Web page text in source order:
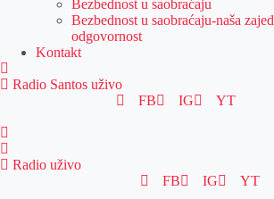
Bezbednost u saobraćaju
Bezbednost u saobraćaju-naša
odgovornost
Kontakt
Radio Santos uživo
FB
IG YT
Radio uživo
FB
IG YT